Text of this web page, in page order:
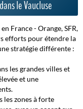
le Vaucluse
France - Orange, SFR,
efforts pour étendre la
stratégie différente :
les grandes villes et
et une
les zones à forte